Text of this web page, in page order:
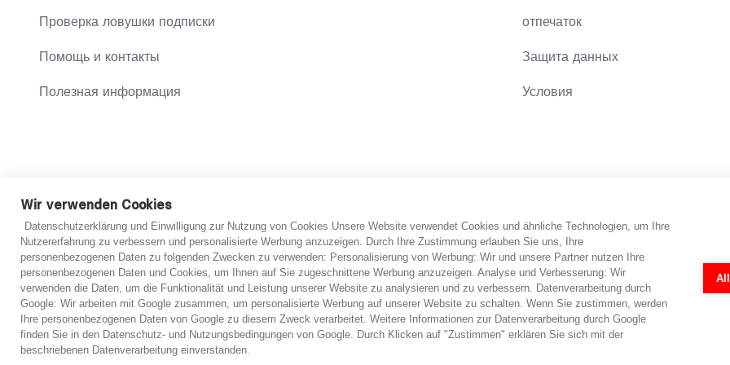
Проверка ловушки подписки
Помощь и контакты
Полезная информация
отпечаток
Защита данных
Условия
*Примечание: abo-hilfe.de представляет собой информационный веб-сайт. Потребитель получает информацию, а также
Информация может быть передана потребителю, а анкета также может быть заполнена по телефону. abo-hilfe.de не
консультаций. Независимо от предоставленной информации, потребителю обеспечивается контакт с юристами. Анкеты и
упрощенной первоначальной оценки. Однако в принципе в каждом отдельном случае всегда необходима индивидуальная
только после рассмотрения представленных документов.
Wir verwenden Cookies
Datenschutzerklärung und Einwilligung zur Nutzung von Cookies Unsere Website verwendet Cookies und ähnliche Technologien, um Ihre
Nutzererfahrung zu verbessern und personalisierte Werbung anzuzeigen. Durch Ihre Zustimmung erlauben Sie uns, Ihre
personenbezogenen Daten zu folgenden Zwecken zu verwenden: Personalisierung von Werbung: Wir und unsere Partner nutzen Ihre
personenbezogenen Daten und Cookies, um Ihnen auf Sie zugeschnittene Werbung anzuzeigen. Analyse und Verbesserung: Wir
verwenden die Daten, um die Funktionalität und Leistung unserer Website zu analysieren und zu verbessern. Datenverarbeitung durch
Google: Wir arbeiten mit Google zusammen, um personalisierte Werbung auf unserer Website zu schalten. Wenn Sie zustimmen, werden
Ihre personenbezogenen Daten von Google zu diesem Zweck verarbeitet. Weitere Informationen zur Datenverarbeitung durch Google
finden Sie in den Datenschutz- und Nutzungsbedingungen von Google. Durch Klicken auf "Zustimmen" erklären Sie sich mit der
beschriebenen Datenverarbeitung einverstanden.